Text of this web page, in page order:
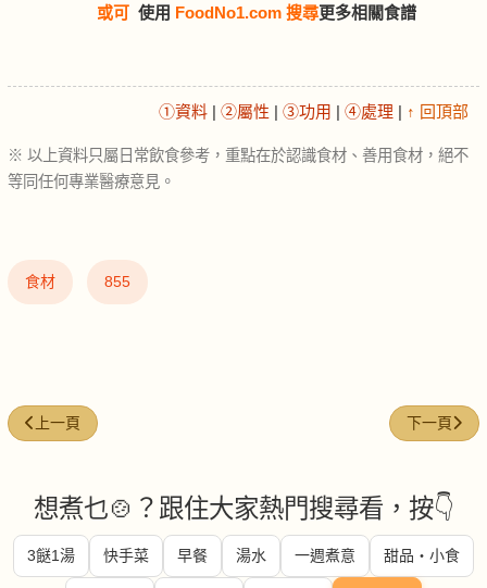
或可 使用 FoodNo1.com 搜尋更多相關食譜
①資料 | ②屬性 | ③功用 | ④處理 | ↑ 回頂部
※ 以上資料只屬日常飲食參考，重點在於認識食材、善用食材，絕不
等同任何專業醫療意見。
食材 855
上一篇文章: 通心粉 (Macaroni)
上一頁 下一篇文
下一頁
想煮乜🍲？跟住大家熱門搜尋看，按👇
3餸1湯 快手菜 早餐 湯水 一週煮意 甜品・小食